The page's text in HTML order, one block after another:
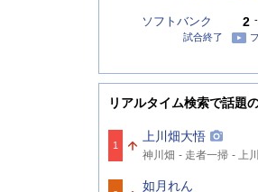
ソフトバンク
試合終了
2 -
リアルタイム検索で話題
1
上川畑大悟
関
連
ー
神川畑 走者一掃 上
如月れん